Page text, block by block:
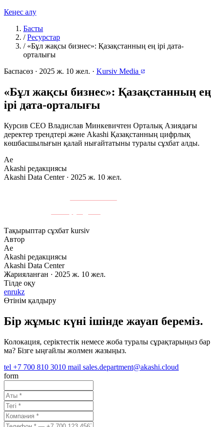
Кеңес алу
Басты
/ Ресурстар
/ «Бұл жақсы бизнес»: Қазақстанның ең ірі дата-
орталығы
Баспасөз · 2025 ж. 10 жел. · Kursiv Media
«Бұл жақсы бизнес»: Қазақстанның ең
ірі дата-орталығы
Курсив CEO Владислав Минкевичтен Орталық Азиядағы
деректер трендтері және Akashi Қазақстанның цифрлық
көшбасшылығын қалай нығайтатыны туралы сұхбат алды.
Ae
Akashi редакциясы
Akashi Data Center · 2025 ж. 10 жел.
Тақырыптар сұхбат kursiv
Автор
Ae
Akashi редакциясы
Akashi Data Center
Жарияланған · 2025 ж. 10 жел.
Тілде оқу
enrukz
Өтінім қалдыру
Бір жұмыс күні ішінде жауап береміз.
Колокация, серіктестік немесе жоба туралы сұрақтарыңыз бар
ма? Бізге ыңғайлы жолмен жазыңыз.
tel +7 700 810 3010 mail sales.department@akashi.cloud
form